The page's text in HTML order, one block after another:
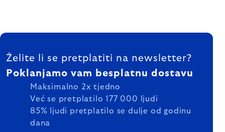
FOOTER
Želite li se pretplatiti na newsletter?
Poklanjamo vam besplatnu dostavu
Maksimalno 2x tjedno
Već se pretplatilo 177 000 ljudi
85% ljudi pretplatilo se dulje od godinu
dana